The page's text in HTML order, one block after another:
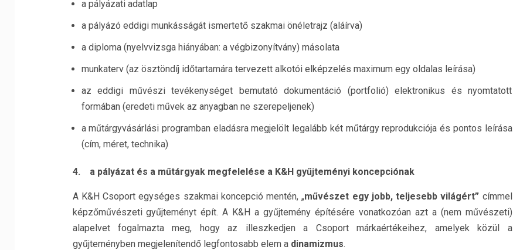
a pályázati adatlap
a pályázó eddigi munkásságát ismertető szakmai önéletrajz (aláírva)
a diploma (nyelvvizsga hiányában: a végbizonyítvány) másolata
munkaterv (az ösztöndíj időtartamára tervezett alkotói elképzelés maximum egy oldalas leírása)
az eddigi művészi tevékenységet bemutató dokumentáció (portfolió) elektronikus és nyomtatott
formában (eredeti művek az anyagban ne szerepeljenek)
a műtárgyvásárlási programban eladásra megjelölt legalább két műtárgy reprodukciója és pontos leírása
(cím, méret, technika)
4. a pályázat és a műtárgyak megfelelése a K&H gyűjteményi koncepciónak
A K&H Csoport egységes szakmai koncepció mentén, „művészet egy jobb, teljesebb világért” címmel
képzőművészeti gyűjteményt épít. A K&H a gyűjtemény építésére vonatkozóan azt a (nem művészeti)
alapelvet fogalmazta meg, hogy az illeszkedjen a Csoport márkaértékeihez, amelyek közül a
gyűjteményben megjelenítendő legfontosabb elem a dinamizmus.